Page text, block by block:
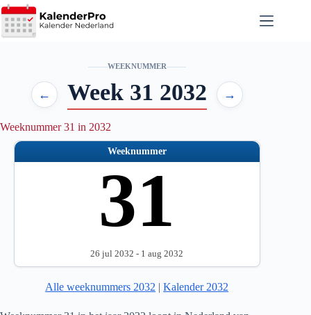
Ga
naar
de
WEEKNUMMER
← Week 31 2032 →
Weeknummer 31 in 2032
Weeknummer
31
26 jul 2032 - 1 aug 2032
Alle weeknummers 2032 |Kalender 2032